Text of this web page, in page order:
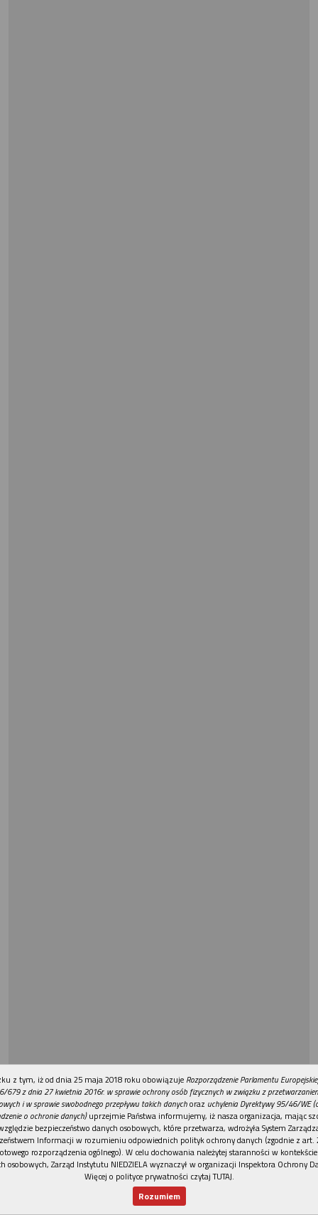
REKLAMA
z tym, iż od dnia 25 maja 2018 roku obowiązuje Rozporządzenie Parlamentu
679 z dnia 27 kwietnia 2016r. w sprawie ochrony osób fizycznych w związku z
i w sprawie swobodnego przepływu takich danychoraz uchylenia Dyrektywy 95/46/WE
o ochronie danych)uprzejmie Państwa informujemy, iż nasza organizacja, mając
bezpieczeństwo danych osobowych, które przetwarza, wdrożyła System
Informacji w rozumieniu odpowiednich polityk ochrony danych (zgodnie z art.
rozporządzenia ogólnego). W celu dochowania należytej staranności w
osobowych, Zarząd Instytutu NIEDZIELA wyznaczył w organizacji Inspektora Ochrony
Więcej o polityce prywatności czytaj TUTAJ.
Rozumiem